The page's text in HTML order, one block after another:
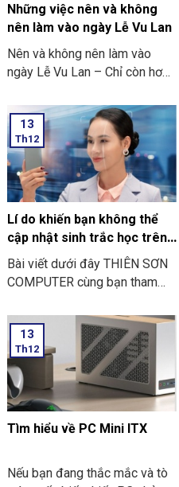
Những việc nên và không
nên làm vào ngày Lễ Vu Lan
Nên và không nên làm vào
ngày Lễ Vu Lan – Chỉ còn hơn
ngày Vu Lan báo hiếu rồi.
THIÊN SƠN COMPUTER chia
sẻ với bạn về những việc nên
và không nên làm ngày Lễ Vu
Lan nhé.
13
Th12
Lí do khiến bạn không thể
cập nhật sinh trắc học trên
ứng dụng ngân hàng
Bài viết dưới đây THIÊN SƠN
COMPUTER cùng bạn tham
không thể cập nhật sinh trắc
học trên ứng dụng ngân hàng
thường gặp nhé:
13
Th12
Tìm hiểu về PC Mini ITX
Nếu bạn đang thắc mắc và tò